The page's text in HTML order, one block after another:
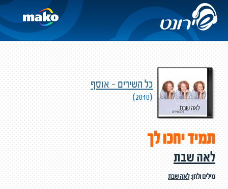
כל השירים - אוסף
(2010)
תמיד יחכו לך
לאה שבת
מילים ולחן:לאה שבת